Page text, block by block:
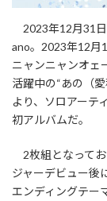
2023年12月31日
ano。2023年12月
ニャンニャンオェ
活躍中の“あの（
より、ソロアーテ
初アルバムだ。
2枚組となってお
ジャーデビュー後
エンディングテー